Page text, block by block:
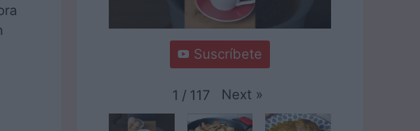
Suscríbete
1 / 117 Next »